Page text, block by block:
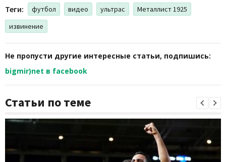
Теги: футбол видео ультрас
Металлист 1925
извинение
Не пропусти другие интересные статьи, подпишись:
bigmir)net в facebook
Статьи по теме